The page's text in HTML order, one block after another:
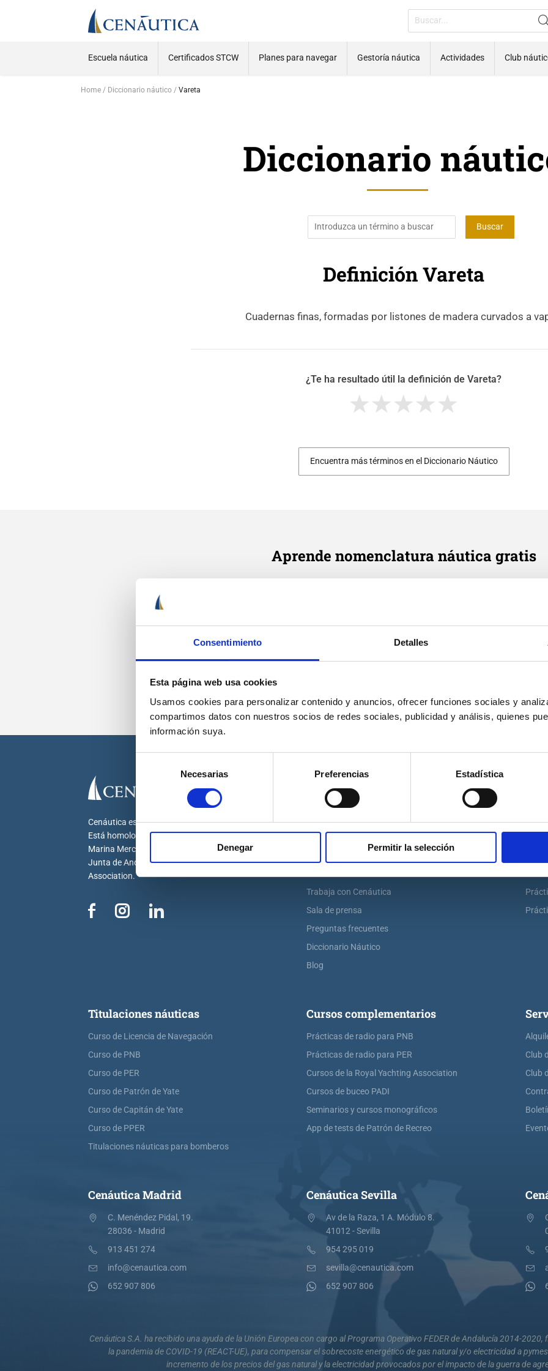
Consentimiento Detalles
Esta página web usa cookies
Usamos cookies para personalizar contenido y anuncios, ofrecer funciones sociales y
compartimos datos con nuestros socios de redes sociales, publicidad y análisis, quienes
información suya.
consentimiento
Necesarias Preferencias Estadística
Denegar Permitir la selección
Escuela náutica Certificados STCW Planes para navegar Gestoría náutica Actividades Club
Home Diccionario náutico Vareta
Diccionario
Definición Vareta
Cuadernas finas, formadas por listones de madera curvados a
¿Te ha resultado útil la definición de Vareta?
Encuentra más términos en el Diccionario Náutico
Aprende nomenclatura náutica gratis
Cenáutica es la escuela náutica lider en España.
Está homologada por la Dirección General de la
Marina Mercante, la Generalitat Valenciana, la
Junta de Andalucía y por la Royal Yachting
Association.
Cenáutica
Escuela náutica virtual
Historia de Cenáutica
Trabaja con Cenáutica
Sala de prensa
Preguntas frecuentes
Diccionario Náutico
Blog
Titulaciones náuticas
Curso de Licencia de Navegación
Curso de PNB
Curso de PER
Curso de Patrón de Yate
Curso de Capitán de Yate
Curso de PPER
Titulaciones náuticas para bomberos
Cursos complementarios
Prácticas de radio para PNB
Prácticas de radio para PER
Cursos de la Royal Yachting Association
Cursos de buceo PADI
Seminarios y cursos monográficos
App de tests de Patrón de Recreo
Club
Club
Cenáutica Madrid
C. Menéndez Pidal, 19.
28036 - Madrid
913 451 274
info@cenautica.com
652 907 806
Cenáutica Sevilla
Av de la Raza, 1 A. Módulo 8.
41012 - Sevilla
954 295 019
sevilla@cenautica.com
652 907 806
Cenáutica S.A. ha recibido una ayuda de la Unión Europea con cargo al Programa Operativo FEDER de Andalucía 2014-
la pandemia de COVID-19 (REACT-UE), para compensar el sobrecoste energético de gas natural y/o electricidad a
incremento de los precios del gas natural y la electricidad provocados por el impacto de la guerra de